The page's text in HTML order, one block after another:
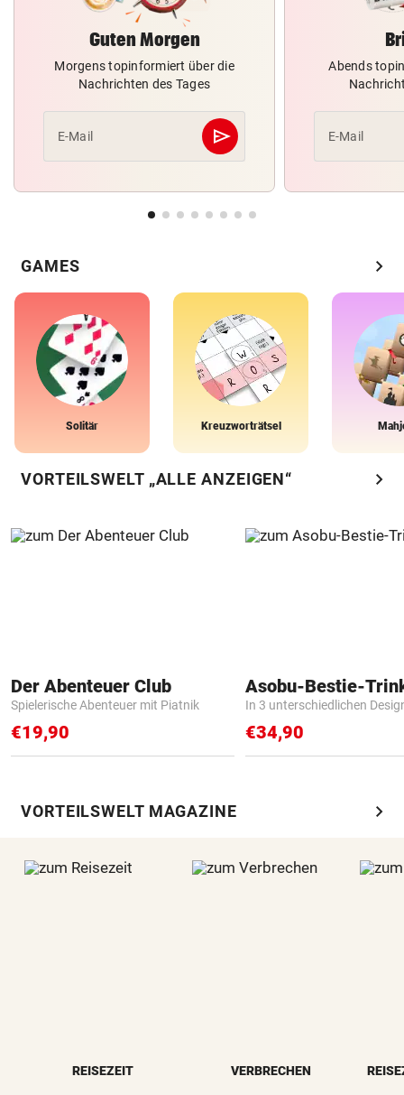
Guten Morgen
Morgens topinformiert über die
Nachrichten des Tages
E-Mail send
Abschicken
Abends
E-Mail
GAMES chevron_right
Solitär Kreuzworträtsel
VORTEILSWELT „ALLE ANZEIGEN“ chevron_right
Der Abenteuer Club
Spielerische Abenteuer mit Piatnik
€19,90
Asobu-Bestie-
In 3 unterschiedlichen
€34,90
VORTEILSWELT MAGAZINE chevron_right
REISEZEIT VERBRECHEN